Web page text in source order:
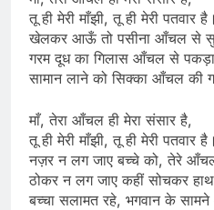
तू ही मेरी माँझी, तू ही मेरी पतवार है।
खेलकर आऊँ तो पसीना आँचल से
गरम दूध का गिलास आँचल से
सामान लाने को सिक्का आँचल की
माँ, तेरा आँचल ही मेरा संसार है,
तू ही मेरी माँझी, तू ही मेरी पतवार है।
नज़र न लग जाए बच्चे को, तेरे
ठोकर न लग जाए कहीं सोचकर
बच्चा सलामत रहे, भगवान के